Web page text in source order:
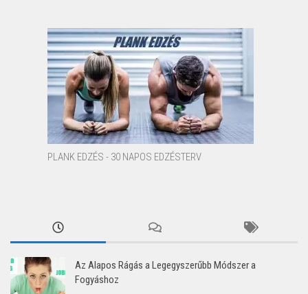
PLANK EDZÉS - 30 NAPOS EDZÉSTERV
Az Alapos Rágás a Legegyszerűbb Módszer a
Fogyáshoz